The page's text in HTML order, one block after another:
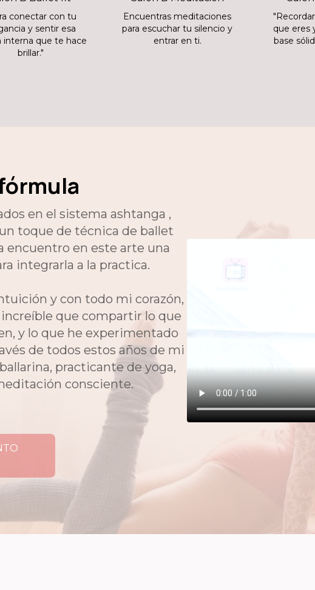
conectar con tu
y sentir esa
interna que te hace
brillar."
Encuentras meditaciones
para escuchar tu silencio y
entrar en ti.
que eres
base
en el sistema ashtanga ,
toque de técnica de ballet
encuentro en este arte una
integrarla a la practica.
y con todo mi corazón,
que compartir lo que
y lo que he experimentado
de todos estos años de mi
practicante de yoga,
consciente.